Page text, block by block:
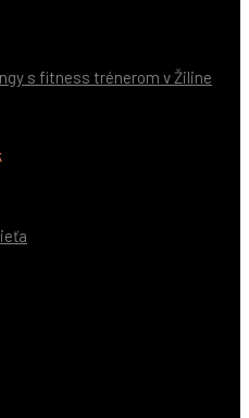
s fitness trénerom v Žiline